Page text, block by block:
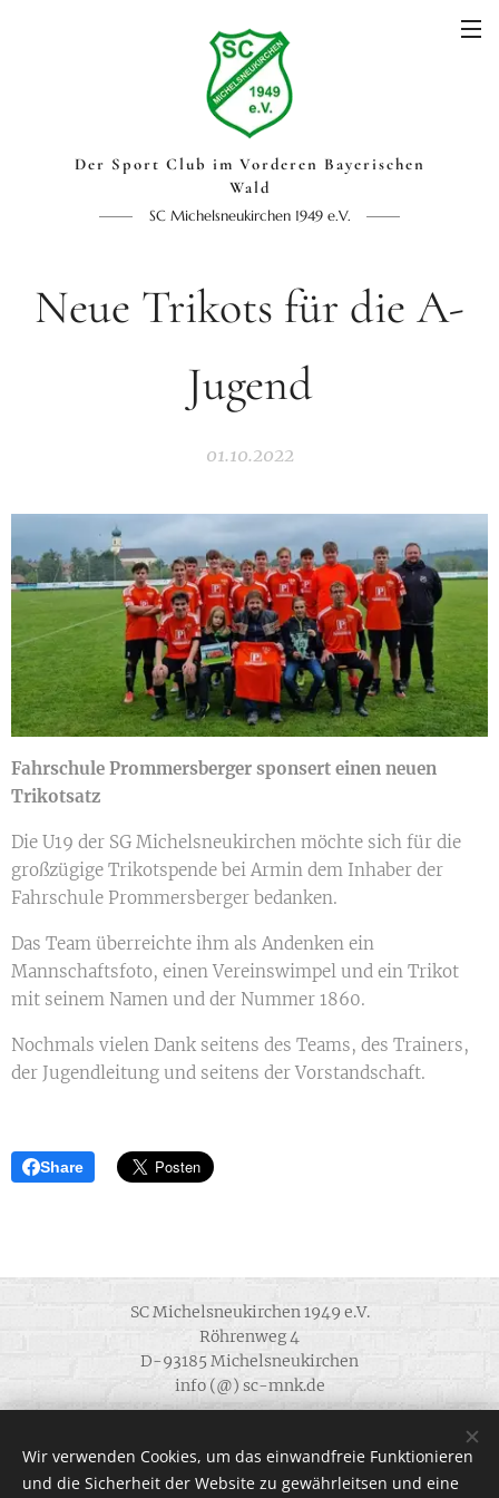
Der Sport Club im Vorderen Bayerischen
Wald
SC Michelsneukirchen 1949 e.V.
Neue Trikots für die A-
Jugend
01.10.2022
Fahrschule Prommersberger sponsert einen neuen
Trikotsatz
Die U19 der SG Michelsneukirchen möchte sich für die
großzügige Trikotspende bei Armin dem Inhaber der
Fahrschule Prommersberger bedanken.
Das Team überreichte ihm als Andenken ein
Mannschaftsfoto, einen Vereinswimpel und ein Trikot
mit seinem Namen und der Nummer 1860.
Nochmals vielen Dank seitens des Teams, des Trainers,
der Jugendleitung und seitens der Vorstandschaft.
Share
SC Michelsneukirchen 1949 e.V.
Röhrenweg 4
D-93185 Michelsneukirchen
info (@) sc-mnk.de
.
Wir verwenden Cookies, um das einwandfreie Funktionieren
und die Sicherheit der Website zu gewährleitsen und eine